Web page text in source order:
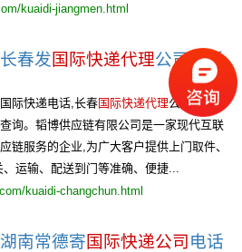
kuaidi-jiangmen.html
春发国际快递代理公司电话
际快递电话,长春国际快递代理公司,长春
询。韬博供应链有限公司是一家现代互联
链服务的企业,为广大客户提供上门取件、
、运输、配送到门等准确、便捷...
kuaidi-changchun.html
_湖南常德寄国际快递公司 电话